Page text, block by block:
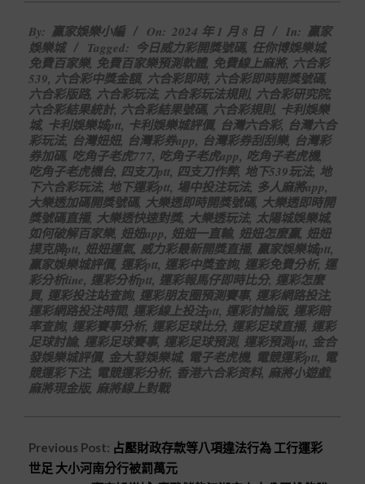
01-
08
By: 贏家娛樂小編 On: 2024 年 1 月 8 日 In: 贏家
娛樂城
Tagged: 今日威力彩開獎號碼, 任你博娛樂城,
免費百家樂, 免費百家樂預測軟體, 免費線上麻將, 六合彩
539, 六合彩中獎金額, 六合彩即時, 六合彩即時開獎號碼,
六合彩版路, 六合彩玩法, 六合彩玩法規則, 六合彩研究院,
六合彩結果統計, 六合彩結果號碼, 六合彩規則, 卡利娛樂
城, 卡利娛樂城ptt, 卡利娛樂城評價, 台灣六合彩, 台灣六合
彩玩法, 台灣妞妞, 台灣彩券app, 台灣彩券刮刮樂, 台灣彩
券加碼, 吃角子老虎777, 吃角子老虎app, 吃角子老虎機,
吃角子老虎機台, 四支刀ptt, 四支刀作弊, 地下539玩法, 地
下六合彩玩法, 地下運彩ptt, 場中投注玩法, 多人麻將app,
大樂透加碼開獎號碼, 大樂透即時開獎號碼, 大樂透即時開
獎號碼直播, 大樂透快速對獎, 大樂透玩法, 太陽城娛樂城,
如何破解百家樂, 妞妞app, 妞妞一直輸, 妞妞怎麼贏, 妞妞
撲克牌ptt, 妞妞運氣, 威力彩最新開獎直播, 贏家娛樂城ptt,
贏家娛樂城評價, 運彩ptt, 運彩中獎查詢, 運彩免費分析, 運
彩分析line, 運彩分析ptt, 運彩報馬仔即時比分, 運彩怎麼
買, 運彩投注站查詢, 運彩朋友圈預測賽事, 運彩網路投注,
運彩網路投注時間, 運彩線上投注ptt, 運彩討論版, 運彩賠
率查詢, 運彩賽事分析, 運彩足球比分, 運彩足球直播, 運彩
足球討論, 運彩足球賽事, 運彩足球預測, 運彩預測ptt, 金合
發娛樂城評價, 金大發娛樂城, 電子老虎機, 電競運彩ptt, 電
競運彩下注, 電競運彩分析, 香港六合彩资料, 麻將小遊戲,
麻將現金版, 麻將線上對戰
Previous Post: 占壓財政存款等八項違法行為 工行運彩
世足 大小河南分行被罰萬元